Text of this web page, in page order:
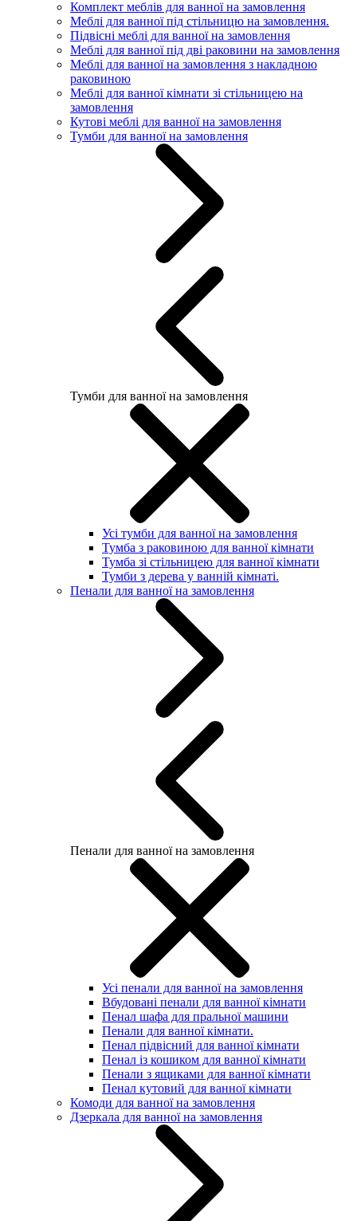
Комплект меблів для ванної на замовлення
Меблі для ванної під стільницю на замовлення.
Підвісні меблі для ванної на замовлення
Меблі для ванної під дві раковини на замовлення
Меблі для ванної на замовлення з накладною
раковиною
Меблі для ванної кімнати зі стільницею на
замовлення
Кутові меблі для ванної на замовлення
Тумби для ванної на замовлення
Тумби для ванної на замовлення
Усі тумби для ванної на замовлення
Тумба з раковиною для ванної кімнати
Тумба зі стільницею для ванної кімнати
Тумби з дерева у ванній кімнаті.
Пенали для ванної на замовлення
Пенали для ванної на замовлення
Усі пенали для ванної на замовлення
Вбудовані пенали для ванної кімнати
Пенал шафа для пральної машини
Пенали для ванної кімнати.
Пенал підвісний для ванної кімнати
Пенал із кошиком для ванної кімнати
Пенали з ящиками для ванної кімнати
Пенал кутовий для ванної кімнати
Комоди для ванної на замовлення
Дзеркала для ванної на замовлення